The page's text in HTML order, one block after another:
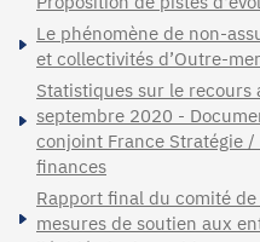
Le phénomène de non-
et collectivités d’Outre-mer
Statistiques sur le recours
septembre 2020 -
conjoint France Stratégie
finances
Rapport final du comité de
mesures de soutien aux